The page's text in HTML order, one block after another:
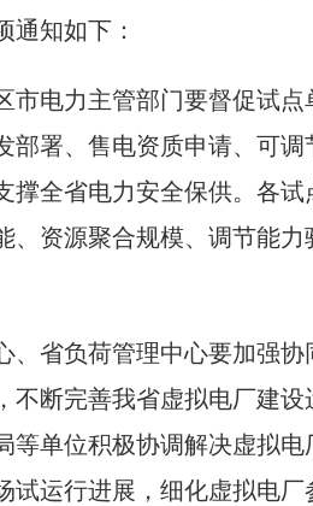
知如下：
电力主管部门要督促试
署、售电资质申请、可
全省电力安全保供。各
资源聚合规模、调节能
省负荷管理中心要加强
断完善我省虚拟电厂建设
单位积极协调解决虚拟
运行进展，细化虚拟电